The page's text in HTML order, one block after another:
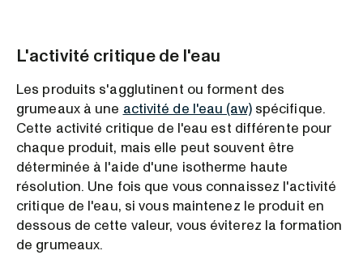
L'activité critique de l'eau
Les produits s'agglutinent ou forment des
grumeaux à une activité de l'eau (aw)spécifique.
Cette activité critique de l'eau est différente pour
chaque produit, mais elle peut souvent être
déterminée à l'aide d'une isotherme haute
résolution. Une fois que vous connaissez l'activité
critique de l'eau, si vous maintenez le produit en
dessous de cette valeur, vous éviterez la formation
de grumeaux.